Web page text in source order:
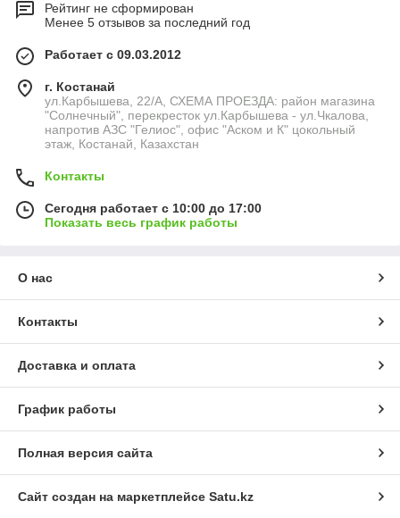
Рейтинг не сформирован
Менее 5 отзывов за последний год
Работает с 09.03.2012
г. Костанай
ул.Карбышева, 22/А, СХЕМА ПРОЕЗДА: район магазина
"Солнечный", перекресток ул.Карбышева - ул.Чкалова,
напротив АЗС "Гелиос", офис "Аском и К" цокольный
этаж, Костанай, Казахстан
Контакты
Сегодня работает с 10:00 до 17:00
Показать весь график работы
О нас
Контакты
Доставка и оплата
График работы
Полная версия сайта
Сайт создан на маркетплейсе Satu.kz